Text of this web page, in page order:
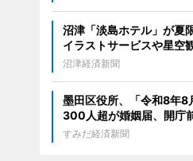
沼津「淡島ホテル」が夏
イラストサービスや星空
沼津経済新聞
墨田区役所、「令和8年
300人超が婚姻届、開庁
すみだ経済新聞